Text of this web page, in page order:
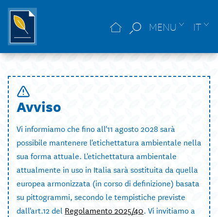
MENU IT
Avviso
Vi informiamo che fino all'11 agosto 2028 sarà
possibile mantenere l'etichettatura ambientale nella
sua forma attuale. L'etichettatura ambientale
attualmente in uso in Italia sarà sostituita da quella
europea armonizzata (in corso di definizione) basata
su pittogrammi, secondo le tempistiche previste
dall'art.12 del Regolamento 2025/40. Vi invitiamo a